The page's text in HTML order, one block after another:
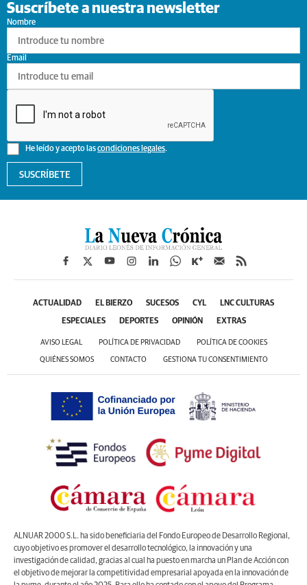
Suscríbete a nuestra newsletter
Nombre
He leído y acepto lascondiciones legales.
Email
SUSCRÍBETE
ACTUALIDAD EL BIERZO SUCESOS CYL LNC CULTURAS
ESPECIALES DEPORTES OPINIÓN EXTRAS
AVISO LEGAL POLÍTICA DE PRIVACIDAD POLÍTICA DE COOKIES
QUIÉNES SOMOS CONTACTO GESTIONA TU CONSENTIMIENTO
ALNUAR 2000 S.L. ha sido beneficiaria del Fondo Europeo de Desarrollo Regional,
cuyo objetivo es promover el desarrollo tecnológico, la innovación y una
investigación de calidad, gracias al cual ha puesto en marcha un Plan de Acción con
el objetivo de mejorar la competitividad empresarial apoyada en la innovación de